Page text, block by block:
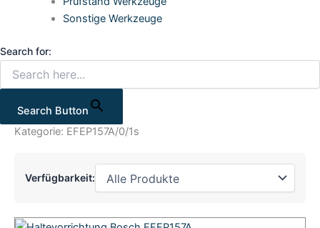
Sonstige Werkzeuge
Search for:
Search Button
Kategorie: EFEP157A/0/1s
Verfügbarkeit:
Montagehalterung